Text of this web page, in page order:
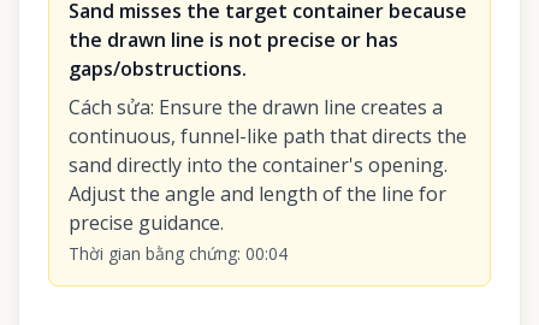
Sand misses the target container because
the drawn line is not precise or has
gaps/obstructions.
Cách sửa: Ensure the drawn line creates a
continuous, funnel-like path that directs the
sand directly into the container's opening.
Adjust the angle and length of the line for
precise guidance.
Thời gian bằng chứng: 00:04